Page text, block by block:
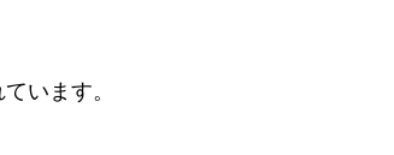
います。